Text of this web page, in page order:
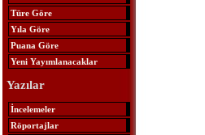
Türe Göre
Yıla Göre
Puana Göre
Yeni Yayımlanacaklar
Yazılar
İncelemeler
Röportajlar